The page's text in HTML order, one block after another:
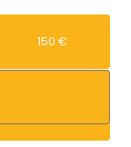
150 €